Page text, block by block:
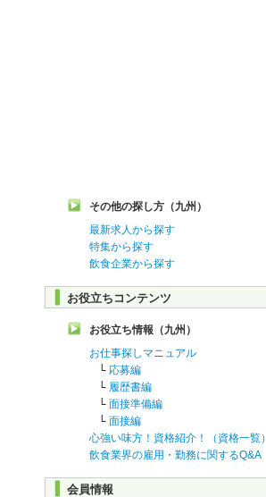
その他の探し方（九州）
最新求人から探す
特集から探す
飲食企業から探す
お役立ちコンテンツ
お役立ち情報（九州）
お仕事探しマニュアル
└ 応募編
└ 履歴書編
└ 面接準備編
└ 面接編
心強い味方！資格紹介！（資格一覧）
飲食業界の雇用・勤務に関するQ&A
会員情報